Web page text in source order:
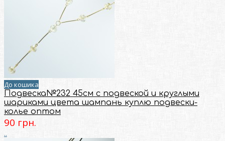
До кошика
Подвеска№232 45см с подвеской и круглыми
шариками цвета шампань куплю подвески-
колье оптом
90 грн.
..